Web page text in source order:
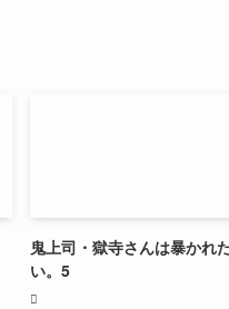
鬼上司・獄寺さんは暴かれ
い。5